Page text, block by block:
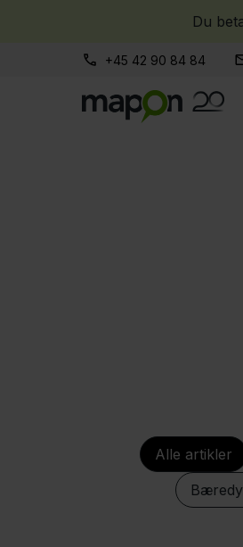
Du
+45 42 90 84 84
Alle artikler